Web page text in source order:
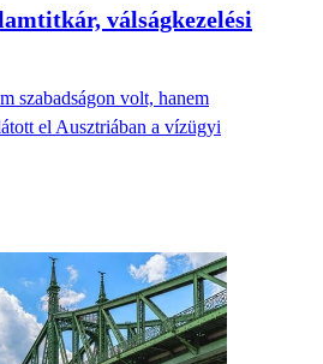
válságkezelési
szabadságon volt, hanem
el Ausztriában a vízügyi